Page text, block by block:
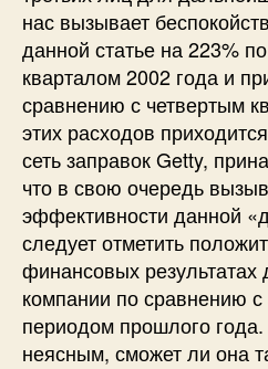
нас вызывает
данной статье на 223%
кварталом 2002 года и
сравнению с четвертым
этих расходов
сеть заправок Getty,
что в свою очередь
эффективности данной
следует отметить
финансовых результатах
компании по сравнению
периодом прошлого
неясным, сможет ли она